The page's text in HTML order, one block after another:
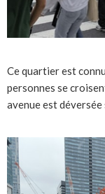
Ce quartier est
personnes se
avenue est